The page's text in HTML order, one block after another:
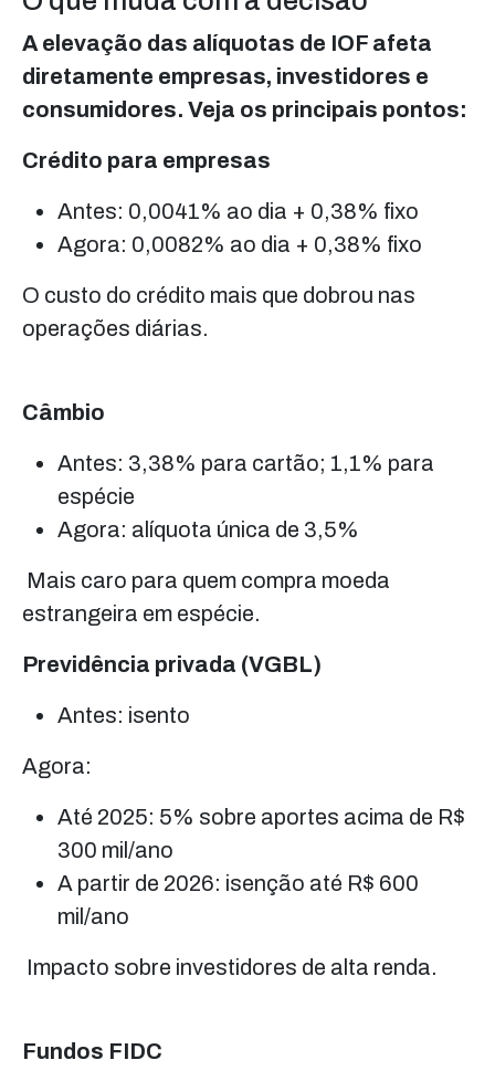
A elevação das alíquotas de IOF afeta
diretamente empresas, investidores e
consumidores. Veja os principais pontos:
Crédito para empresas
Antes: 0,0041% ao dia + 0,38% fixo
Agora: 0,0082% ao dia + 0,38% fixo
O custo do crédito mais que dobrou nas
operações diárias.
Câmbio
Antes: 3,38% para cartão; 1,1% para
espécie
Agora: alíquota única de 3,5%
Mais caro para quem compra moeda
estrangeira em espécie.
Previdência privada (VGBL)
Antes: isento
Agora:
Até 2025: 5% sobre aportes acima de R$
300 mil/ano
A partir de 2026: isenção até R$ 600
mil/ano
Impacto sobre investidores de alta renda.
Fundos FIDC